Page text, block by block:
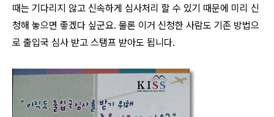
때는 기다리지 않고 신속하게 심사처리 할 수 있기 때문에 미리 신
청해 놓으면 좋겠다 싶군요. 물론 이거 신청한 사람도 기존 방법으
로 출입국 심사 받고 스탬프 받아도 됩니다.